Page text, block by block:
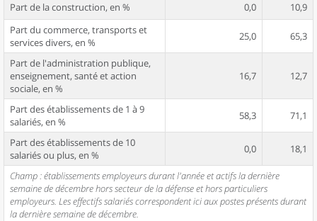
Part de la construction, en %
0,0
10,9
Part du commerce, transports et
services divers, en %
25,0 65,3
Part de l'administration publique,
enseignement, santé et action
sociale, en %
16,7 12,7
Part des établissements de 1 à 9
salariés, en %
58,3 71,1
Part des établissements de 10
salariés ou plus, en %
0,0 18,1
Champ : établissements employeurs durant l'année et actifs la dernière
semaine de décembre hors secteur de la défense et hors particuliers
employeurs. Les effectifs salariés correspondent ici aux postes présents durant
la dernière semaine de décembre.